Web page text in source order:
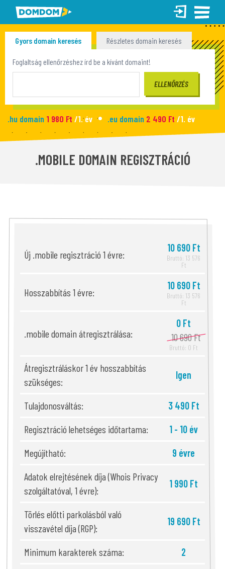
Gyors domain keresés
Részletes domain keresés
Tömeges domain keresés
Foglaltság ellenőrzéshez írd be a kívánt domaint!
.hu domain 1 980 Ft /1. év .eu domain 2 490 Ft /1. év
.site domain990 Ft/1. év .fun domain1 090 Ft/1. év
Új honlap2 990 Ft /hó
.MOBILE DOMAIN REGISZTRÁCIÓ
Új .mobile regisztráció 1 évre:
10 690 Ft
Bruttó: 13 576
Ft
Hosszabbítás 1 évre:
10 690 Ft
Bruttó: 13 576
Ft
.mobile domain átregisztrálása:
0 Ft
10 690 Ft
Bruttó: 0 Ft
Átregisztráláskor 1 év hosszabbítás
szükséges:
Igen
Tulajdonosváltás:
3 490 Ft
Regisztráció lehetséges időtartama:
1 - 10 év
Megújítható:
9 évre
Adatok elrejtésének díja (Whois Privacy
szolgáltatóval, 1 évre):
1 990 Ft
Törlés előtti parkolásból való
visszavétel díja (RGP):
19 690 Ft
Minimum karakterek száma:
2